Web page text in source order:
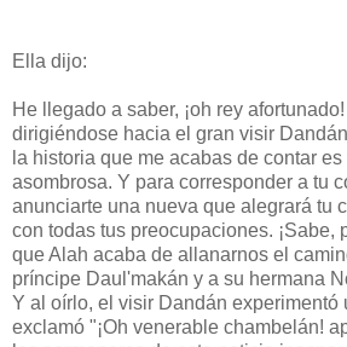
Ella dijo:
He llegado a saber, ¡oh rey
dirigiéndose hacia el gran visir
la historia que me acabas de contar
asombrosa. Y para corresponder a tu
anunciarte una nueva que alegrará tu
con todas tus preocupaciones. ¡Sabe,
que Alah acaba de allanarnos el
príncipe Daul'makán y a su hermana
Y al oírlo, el visir Dandán experimentó
exclamó "¡Oh venerable chambelán!